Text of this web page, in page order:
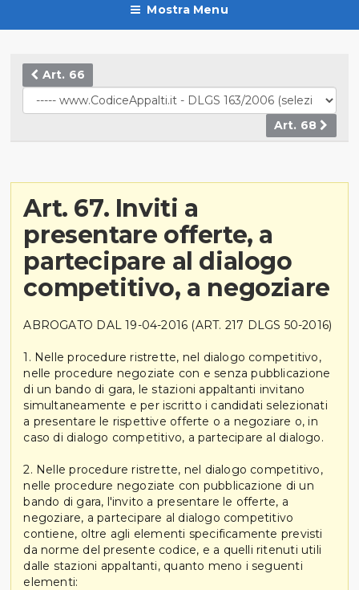
Mostra Menu
Art. 66
Art. 68
Art. 67. Inviti a
presentare offerte, a
partecipare al dialogo
competitivo, a negoziare
ABROGATO DAL 19-04-2016 (ART. 217 DLGS 50-2016)
1. Nelle procedure ristrette, nel dialogo competitivo,
nelle procedure negoziate con e senza pubblicazione
di un bando di gara, le stazioni appaltanti invitano
simultaneamente e per iscritto i candidati selezionati
a presentare le rispettive offerte o a negoziare o, in
caso di dialogo competitivo, a partecipare al dialogo.
2. Nelle procedure ristrette, nel dialogo competitivo,
nelle procedure negoziate con pubblicazione di un
bando di gara, l'invito a presentare le offerte, a
negoziare, a partecipare al dialogo competitivo
contiene, oltre agli elementi specificamente previsti
da norme del presente codice, e a quelli ritenuti utili
dalle stazioni appaltanti, quanto meno i seguenti
elementi: